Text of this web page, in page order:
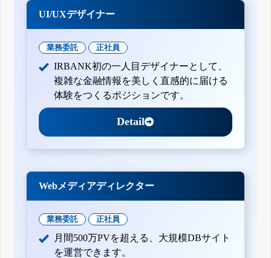
UI/UXデザイナー
業務委託 正社員
IRBANK初の一人目デザイナーとして、
複雑な金融情報を美しく直感的に届ける
体験をつくるポジションです。
Detail
Webメディアディレクター
業務委託 正社員
月間500万PVを超える、大規模DBサイト
を運営できます。